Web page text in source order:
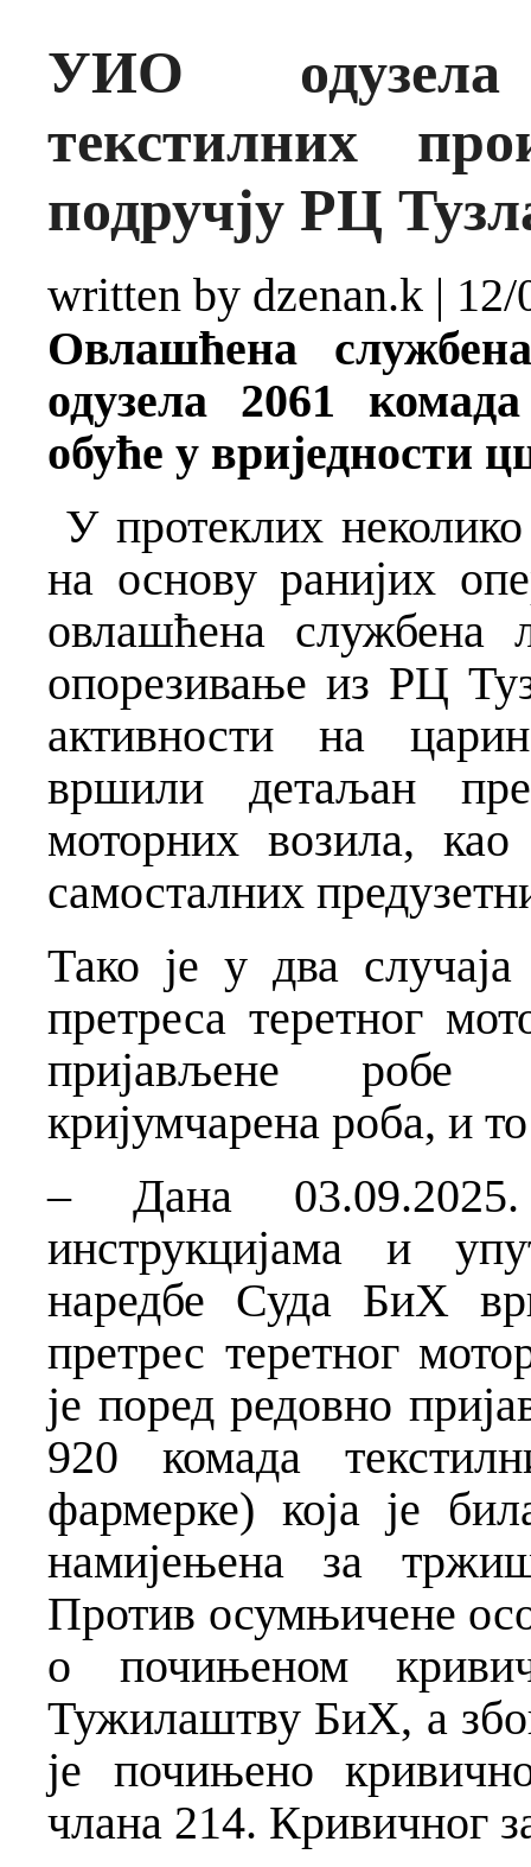
УИО
текстилних
подручју РЦ
written by dzenan.k | 12/
Овлашћена
одузела 2061
обуће у вриједности
У протеклих
на основу ранијих
овлашћена службена
опорезивање из РЦ
активности на
вршили детаљан
моторних возила,
самосталних
Тако је у два
претреса теретног
пријављене робе
кријумчарена роба, и
– Дана
инструкцијама и
наредбе Суда БиХ
претрес теретног
је поред редовно
920 комада
фармерке) која је
намијењена за
Против осумњичене
о почињеном
Тужилаштву БиХ, а
је почињено
члана 214. Кривичног